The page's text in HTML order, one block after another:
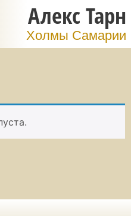
Алекс Тарн
Холмы Самарии